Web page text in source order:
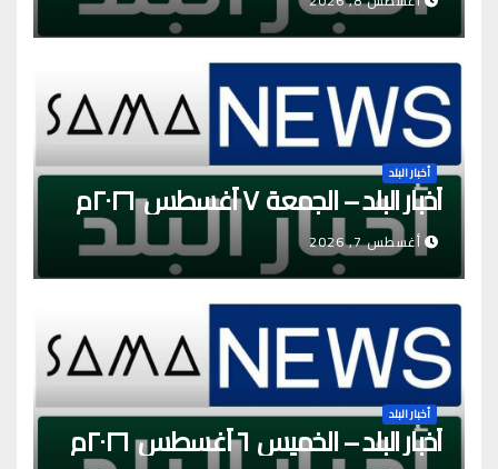
أخبار البلد
أخبار البلد – الجمعة ٧ أغسطس ٢٠٢٦م
أغسطس 7, 2026
أخبار البلد
أخبار البلد – الخميس ٦ أغسطس ٢٠٢٦م